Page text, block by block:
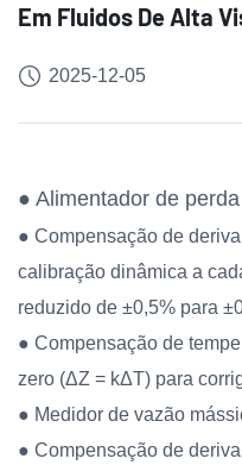
Em Fluidos De Alta
2025-12-05
● Alimentador de
● Compensação de
calibração dinâmica a
reduzido de ±0,5% para
● Compensação de
zero (ΔZ = kΔT) para
● Medidor de vazão
● Compensação de